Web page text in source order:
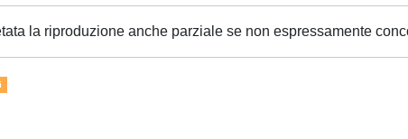
la riproduzione anche parziale se non espressamente